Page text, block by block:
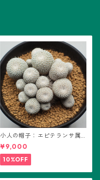
小人の帽子：エピテランサ属
(B01)
¥9,000
10%OFF